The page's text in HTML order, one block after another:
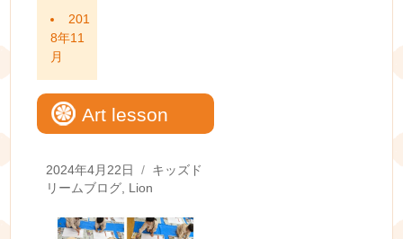
201
8年11
月
Art lesson
Posted
on
2024年4月22日 Categories
キッズド
リームブログ, Lion